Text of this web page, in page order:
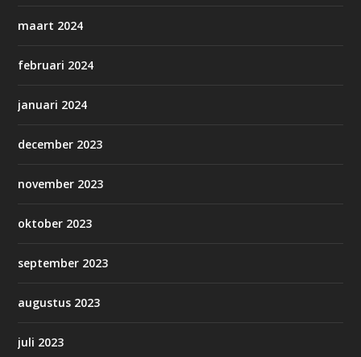
maart 2024
februari 2024
januari 2024
december 2023
november 2023
oktober 2023
september 2023
augustus 2023
juli 2023